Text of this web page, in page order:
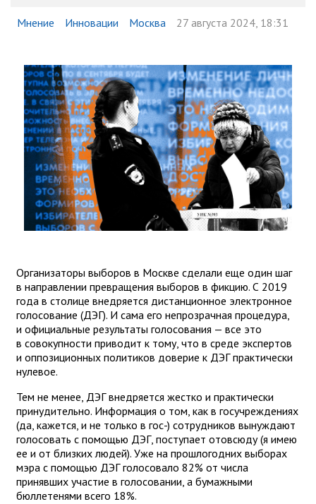
Мнение Инновации Москва 27 августа 2024, 18:31
Организаторы выборов в Москве сделали еще один шаг
в направлении превращения выборов в фикцию. С 2019
года в столице внедряется дистанционное электронное
голосование (ДЭГ). И сама его непрозрачная процедура,
и официальные результаты голосования — все это
в совокупности приводит к тому, что в среде экспертов
и оппозиционных политиков доверие к ДЭГ практически
нулевое.
Тем не менее, ДЭГ внедряется жестко и практически
принудительно. Информация о том, как в госучреждениях
(да, кажется, и не только в гос-) сотрудников вынуждают
голосовать с помощью ДЭГ, поступает отовсюду (я имею
ее и от близких людей). Уже на прошлогодних выборах
мэра с помощью ДЭГ голосовало 82% от числа
принявших участие в голосовании, а бумажными
бюллетенями всего 18%.